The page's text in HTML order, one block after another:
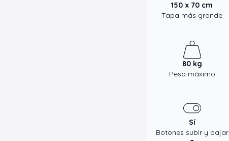
150 x 70 cm
Tapa más grande
80 kg
Peso máximo
Sí
Botones subir y bajar